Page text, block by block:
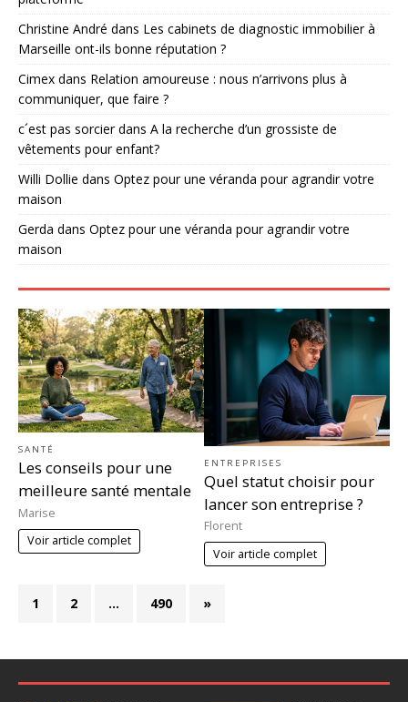
Christine André dans Les cabinets de diagnostic immobilier à
Marseille ont-ils bonne réputation ?
Cimex dans Relation amoureuse : nous n’arrivons plus à
communiquer, que faire ?
c´est pas sorcierdans A la recherche d’un grossiste de
vêtements pour enfant?
Willi Dollie dans Optez pour une véranda pour agrandir votre
maison
Gerda dans Optez pour une véranda pour agrandir votre
maison
SANTÉ
Les conseils pour une
meilleure santé mentale
Marise
Voir article complet
ENTREPRISES
Quel statut choisir pour
lancer son entreprise ?
Florent
Voir article complet
1 2 … 490 »